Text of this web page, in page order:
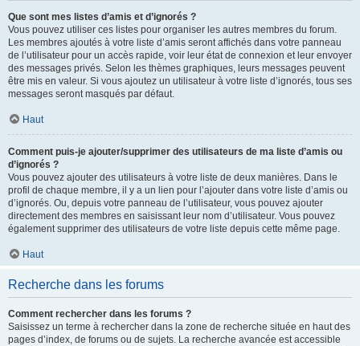
Que sont mes listes d’amis et d’ignorés ?
Vous pouvez utiliser ces listes pour organiser les autres membres du forum.
Les membres ajoutés à votre liste d’amis seront affichés dans votre panneau
de l’utilisateur pour un accès rapide, voir leur état de connexion et leur envoyer
des messages privés. Selon les thèmes graphiques, leurs messages peuvent
être mis en valeur. Si vous ajoutez un utilisateur à votre liste d’ignorés, tous ses
messages seront masqués par défaut.
Haut
Comment puis-je ajouter/supprimer des utilisateurs de ma liste d’amis ou
d’ignorés ?
Vous pouvez ajouter des utilisateurs à votre liste de deux manières. Dans le
profil de chaque membre, il y a un lien pour l’ajouter dans votre liste d’amis ou
d’ignorés. Ou, depuis votre panneau de l’utilisateur, vous pouvez ajouter
directement des membres en saisissant leur nom d’utilisateur. Vous pouvez
également supprimer des utilisateurs de votre liste depuis cette même page.
Haut
Recherche dans les forums
Comment rechercher dans les forums ?
Saisissez un terme à rechercher dans la zone de recherche située en haut des
pages d’index, de forums ou de sujets. La recherche avancée est accessible